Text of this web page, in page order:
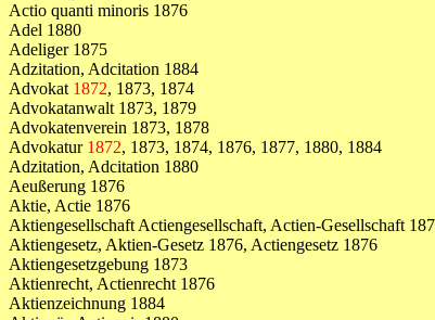
Actio quanti minoris 1876
Adel 1880
Adeliger 1875
Adzitation, Adcitation 1884
Advokat 1872, 1873, 1874
Advokatanwalt 1873, 1879
Advokatenverein 1873, 1878
Advokatur 1872, 1873, 1874, 1876, 1877, 1880, 1884
Adzitation, Adcitation 1880
Aeußerung 1876
Aktie, Actie 1876
Aktiengesellschaft Actiengesellschaft, Actien-Gesellschaft
Aktiengesetz, Aktien-Gesetz 1876, Actiengesetz 1876
Aktiengesetzgebung 1873
Aktienrecht, Actienrecht 1876
Aktienzeichnung 1884